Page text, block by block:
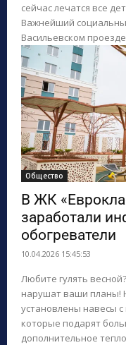
сейчас лечатся все
Важнейший
Васильевском
Общество
В ЖК
заработали
обогреватели
10.04.2026 15:45:53
Любите гулять
нарушат ваши планы!
установлены навесы
которые подарят
дополнительное